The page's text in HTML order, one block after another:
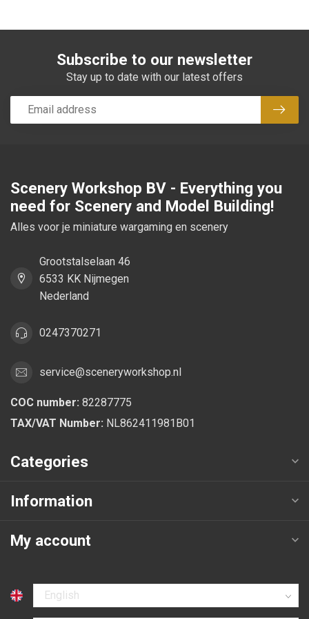
Subscribe to our newsletter
Stay up to date with our latest offers
Scenery Workshop BV - Everything you
need for Scenery and Model Building!
Alles voor je miniature wargaming en scenery
Grootstalselaan 46
6533 KK Nijmegen
Nederland
0247370271
service@sceneryworkshop.nl
COC number: 82287775
TAX/VAT Number: NL862411981B01
Categories
Information
My account
Select language